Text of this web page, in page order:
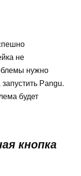
не
нужно
Pangu.
будет
кнопка